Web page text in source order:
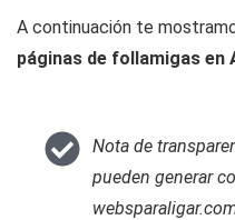
A continuación te
páginas de follamigas en
Nota de
pueden generar